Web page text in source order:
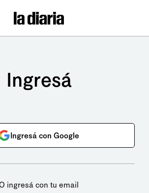
Ingresá
Ingresá con Google
ingresá con tu email